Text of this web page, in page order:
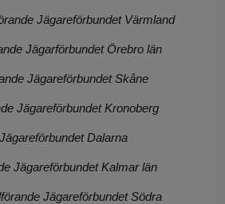
Jägareförbundet Värmland
Jägarförbundet Örebro län
Jägareförbundet Skåne
Jägareförbundet Kronoberg
Dalarna
Jägareförbundet Kalmar län
Jägareförbundet Södra